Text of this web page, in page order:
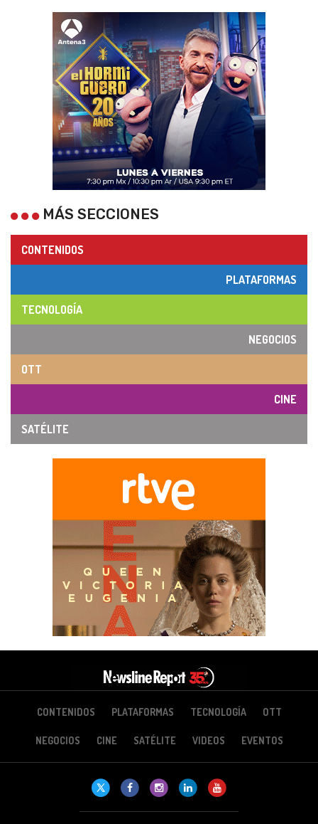
MÁS SECCIONES
CONTENIDOS
PLATAFORMAS
TECNOLOGÍA
NEGOCIOS
OTT
CINE
SATÉLITE
CONTENIDOS PLATAFORMAS TECNOLOGÍA OTT
NEGOCIOS CINE SATÉLITE VIDEOS EVENTOS